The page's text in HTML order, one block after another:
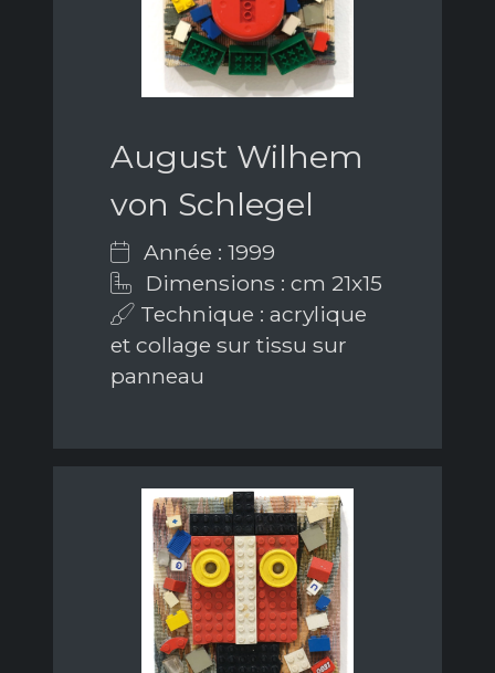
August Wilhem
von Schlegel
Année : 1999
Dimensions : cm 21x15
Technique : acrylique
et collage sur tissu sur
panneau